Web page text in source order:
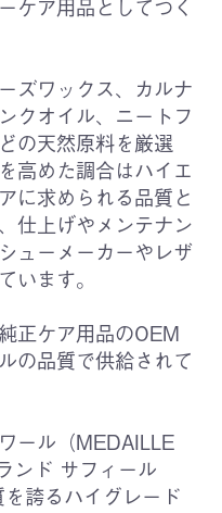
ケア用品としてつく
ズワックス、カルナ
クオイル、ニートフ
の天然原料を厳選
高めた調合はハイエ
に求められる品質と
仕上げやメンテナン
ューメーカーやレザ
います。
正ケア用品のOEM
の品質で供給されて
ール（MEDAILLE
ンド サフィール
誇るハイグレード